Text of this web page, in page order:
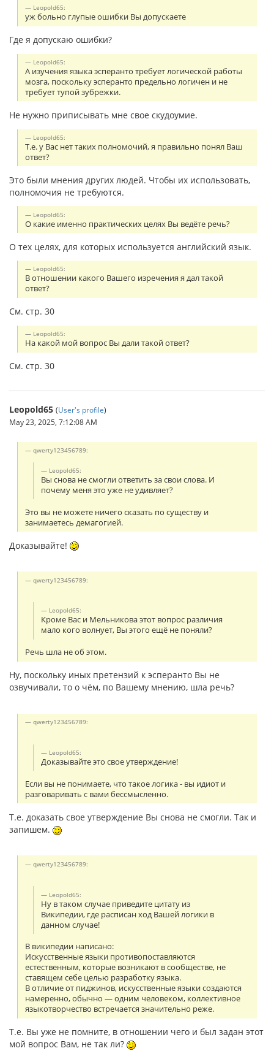
Leopold65:
уж больно глупые ошибки Вы допускаете
Где я допускаю ошибки?
Leopold65:
А изучения языка эсперанто требует логической работы
мозга, поскольку эсперанто предельно логичен и не
требует тупой зубрежки.
Не нужно приписывать мне свое скудоумие.
Leopold65:
Т.е. у Вас нет таких полномочий, я правильно понял Ваш
ответ?
Это были мнения других людей. Чтобы их использовать,
полномочия не требуются.
Leopold65:
О какие именно практических целях Вы ведёте речь?
О тех целях, для которых используется английский язык.
Leopold65:
В отношении какого Вашего изречения я дал такой
ответ?
См. стр. 30
Leopold65:
На какой мой вопрос Вы дали такой ответ?
См. стр. 30
Leopold65 (User's profile)
May 23, 2025, 7:12:08 AM
qwerty123456789:
Leopold65:
Вы снова не смогли ответить за свои слова. И
почему меня это уже не удивляет?
Это вы не можете ничего сказать по существу и
занимаетесь демагогией.
Доказывайте!
qwerty123456789:
Leopold65:
Кроме Вас и Мельникова этот вопрос различия
мало кого волнует, Вы этого ещё не поняли?
Речь шла не об этом.
Ну, поскольку иных претензий к эсперанто Вы не
озвучивали, то о чём, по Вашему мнению, шла речь?
qwerty123456789:
Leopold65:
Доказывайте это свое утверждение!
Если вы не понимаете, что такое логика - вы идиот и
разговаривать с вами бессмысленно.
Т.е. доказать свое утверждение Вы снова не смогли. Так и
запишем.
qwerty123456789:
Leopold65:
Ну в таком случае приведите цитату из
Википедии, где расписан ход Вашей логики в
данном случае!
В википедии написано:
Искусственные языки противопоставляются
естественным, которые возникают в сообществе, не
ставящем себе целью разработку языка.
В отличие от пиджинов, искусственные языки создаются
намеренно, обычно — одним человеком, коллективное
языкотворчество встречается значительно реже.
Т.е. Вы уже не помните, в отношении чего и был задан этот
мой вопрос Вам, не так ли?